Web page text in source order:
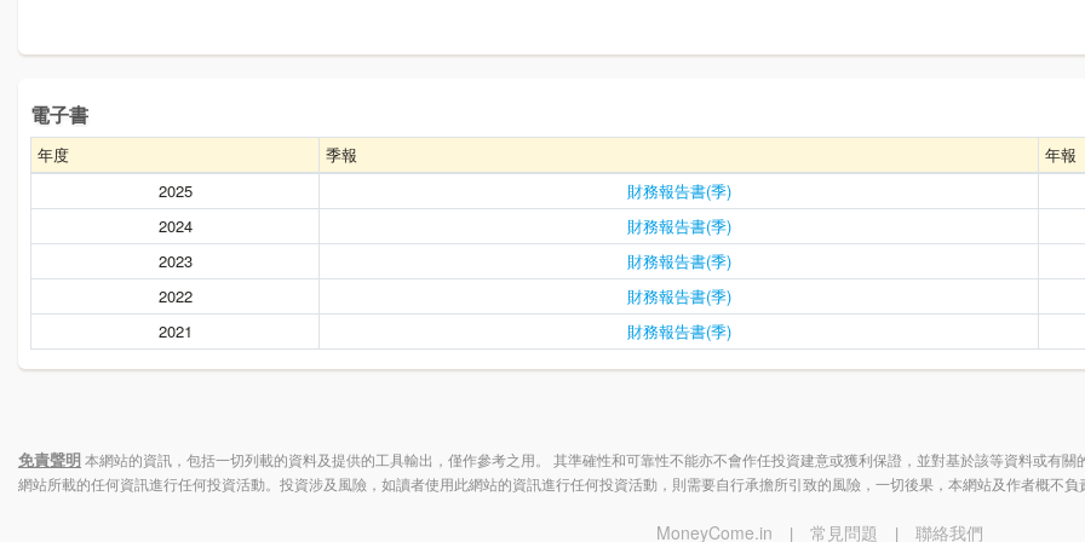
電子書
年度 季報
年報
2025
財務報告書(季)
2024
財務報告書(季)
2023
財務報告書(季)
2022
財務報告書(季)
2021
財務報告書(季)
免責聲明本網站的資訊，包括一切列載的資料及提供的工具輸出，僅作參考之用。 其準確性和可靠性不能亦不會作任投資建意或獲利保證，並對基於該等資料或有
網站所載的任何資訊進行任何投資活動。投資涉及風險，如讀者使用此網站的資訊進行任何投資活動，則需要自行承擔所引致的風險，一切後果，本網站及作者概不負
MoneyCome.in | 常見問題 | 聯絡我們